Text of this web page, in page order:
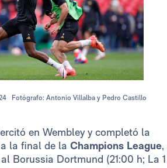
Fotógrafo: Antonio Villalba y Pedro Castillo
en Wembley y completó la
la final de la Champions League,
Borussia Dortmund (21:00 h; La 1